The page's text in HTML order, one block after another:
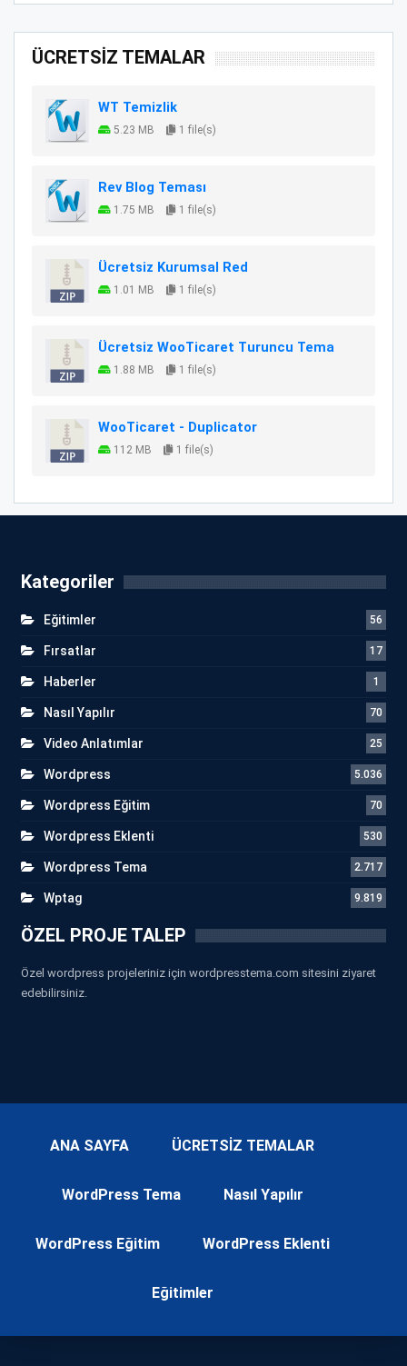
ÜCRETSİZ TEMALAR
WT Temizlik
5.23 MB 1 file(s)
Rev Blog Teması
1.75 MB 1 file(s)
Ücretsiz Kurumsal Red
1.01 MB 1 file(s)
Ücretsiz WooTicaret Turuncu Tema
1.88 MB 1 file(s)
WooTicaret - Duplicator
112 MB 1 file(s)
Kategoriler
Eğitimler 56
Fırsatlar 17
Haberler 1
Nasıl Yapılır 70
Video Anlatımlar 25
Wordpress 5.036
Wordpress Eğitim 70
Wordpress Eklenti 530
Wordpress Tema 2.717
Wptag 9.819
ÖZEL PROJE TALEP
Özel wordpress projeleriniz için wordpresstema.com sitesini ziyaret
edebilirsiniz.
ANA SAYFA ÜCRETSİZ TEMALAR
WordPress Tema Nasıl Yapılır
WordPress Eğitim WordPress Eklenti
Eğitimler